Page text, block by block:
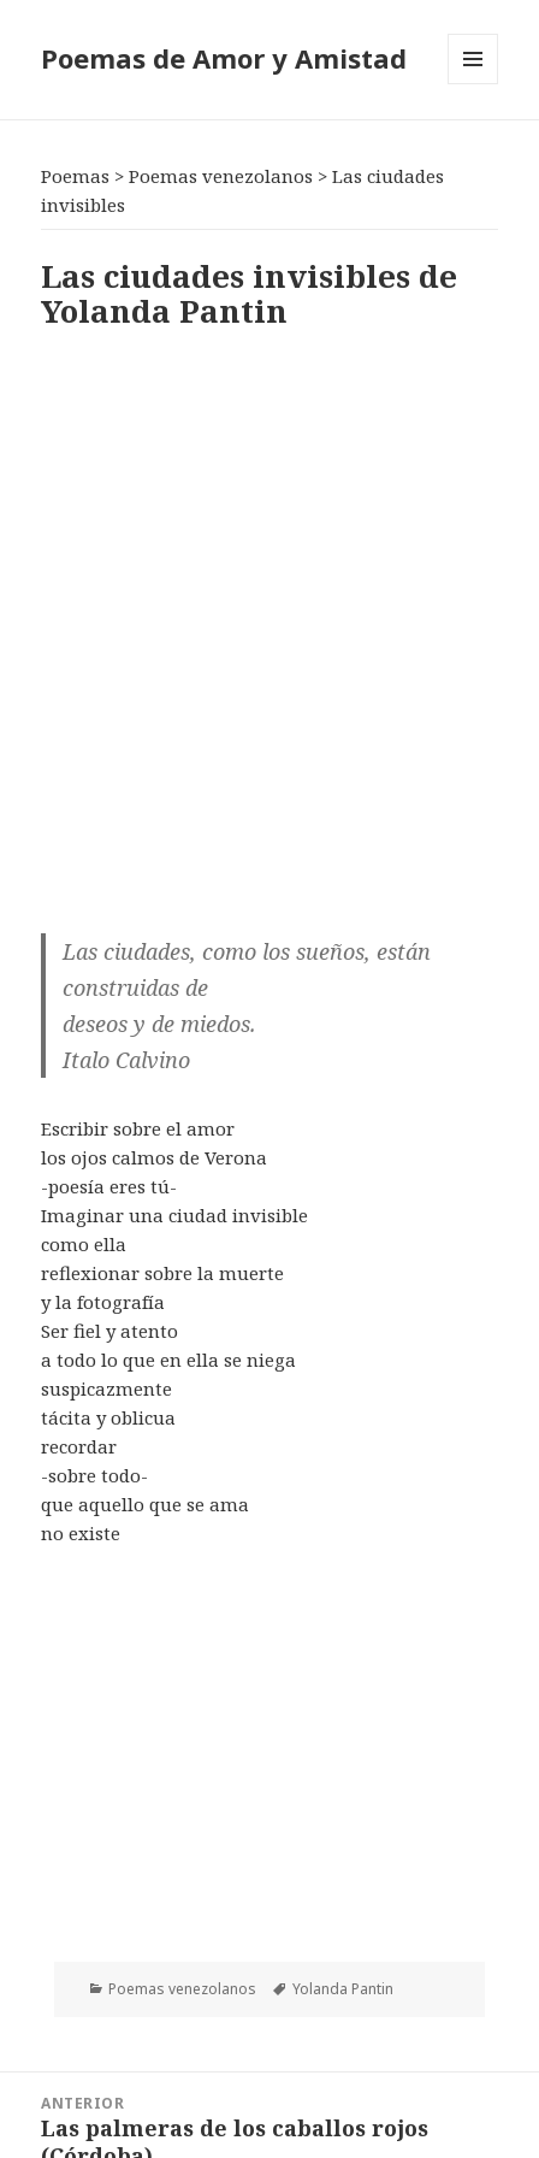
Poemas de Amor y Amistad
Poemas >Poemas venezolanos >Las ciudades
invisibles
Las ciudades invisibles de
Yolanda Pantin
Las ciudades, como los sueños, están
construidas de
deseos y de miedos.
Italo Calvino
Escribir sobre el amor
los ojos calmos de Verona
-poesía eres tú-
Imaginar una ciudad invisible
como ella
reflexionar sobre la muerte
y la fotografía
Ser fiel y atento
a todo lo que en ella se niega
suspicazmente
tácita y oblicua
recordar
-sobre todo-
que aquello que se ama
no existe
Categorías
Poemas venezolanos Etiquetas
Yolanda Pantin
entradas
ANTERIOR
Entrada
Las palmeras de los caballos rojos